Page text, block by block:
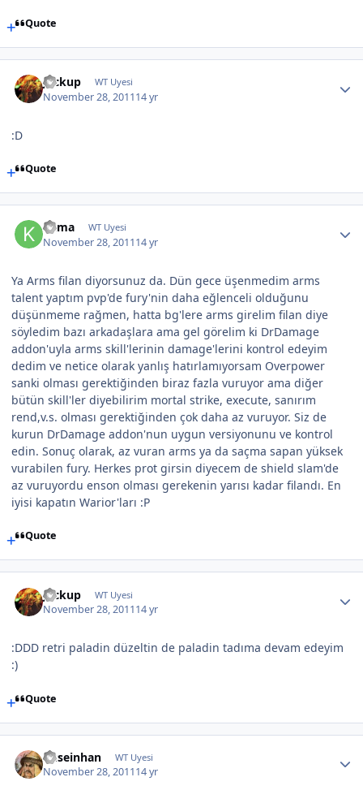
Quote
Jackup WT Uyesi
November 28, 201114 yr
:D
Quote
Kama WT Uyesi
November 28, 201114 yr
Ya Arms filan diyorsunuz da. Dün gece üşenmedim arms
talent yaptım pvp'de fury'nin daha eğlenceli olduğunu
düşünmeme rağmen, hatta bg'lere arms girelim filan diye
söyledim bazı arkadaşlara ama gel görelim ki DrDamage
addon'uyla arms skill'lerinin damage'lerini kontrol edeyim
dedim ve netice olarak yanlış hatırlamıyorsam Overpower
sanki olması gerektiğinden biraz fazla vuruyor ama diğer
bütün skill'ler diyebilirim mortal strike, execute, sanırım
rend,v.s. olması gerektiğinden çok daha az vuruyor. Siz de
kurun DrDamage addon'nun uygun versiyonunu ve kontrol
edin. Sonuç olarak, az vuran arms ya da saçma sapan yüksek
vurabilen fury. Herkes prot girsin diyecem de shield slam'de
az vuruyordu enson olması gerekenin yarısı kadar filandı. En
iyisi kapatın Warior'ları :P
Quote
Jackup WT Uyesi
November 28, 201114 yr
:DDD retri paladin düzeltin de paladin tadıma devam edeyim
:)
Quote
huseinhan WT Uyesi
November 28, 201114 yr